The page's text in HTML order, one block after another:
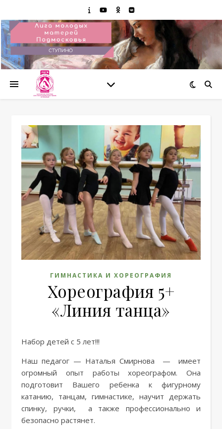
ГИМНАСТИКА И ХОРЕОГРАФИЯ
Хореография 5+
«Линия танца»
Набор детей с 5 лет!!!
Наш педагог — Наталья Смирнова — имеет
огромный опыт работы хореографом. Она
подготовит Вашего ребенка к фигурному
катанию, танцам, гимнастике, научит держать
спинку, ручки, а также профессионально и
безопасно растянет.